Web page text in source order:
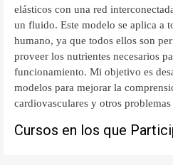
elásticos con una red
un fluido. Este modelo se aplica a
humano, ya que todos ellos son
proveer los nutrientes necesarios
funcionamiento. Mi objetivo es
modelos para mejorar la
cardiovasculares y otros
Cursos en los que